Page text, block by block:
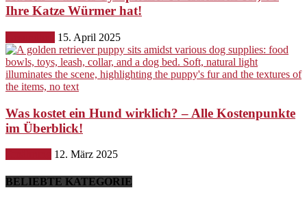
Ihre Katze Würmer hat!
15. April 2025
Was kostet ein Hund wirklich? – Alle Kostenpunkte
im Überblick!
12. März 2025
BELIEBTE KATEGORIE